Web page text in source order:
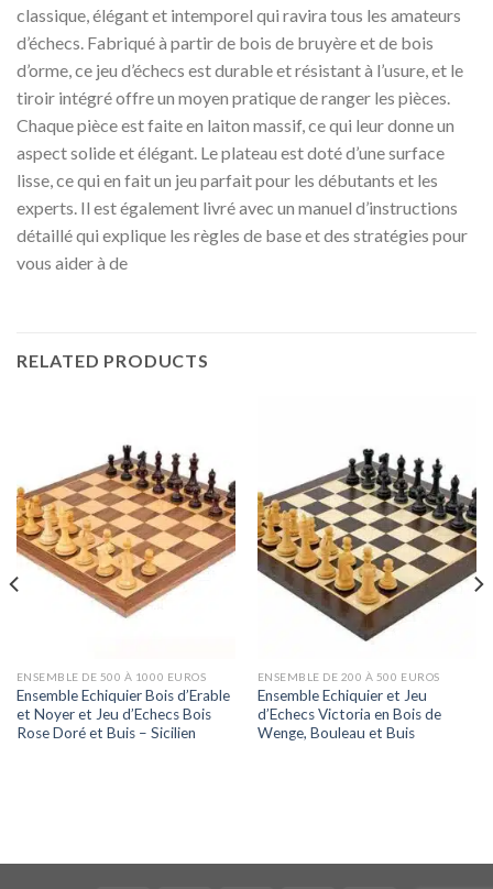
classique, élégant et intemporel qui ravira tous les amateurs
d’échecs. Fabriqué à partir de bois de bruyère et de bois
d’orme, ce jeu d’échecs est durable et résistant à l’usure, et le
tiroir intégré offre un moyen pratique de ranger les pièces.
Chaque pièce est faite en laiton massif, ce qui leur donne un
aspect solide et élégant. Le plateau est doté d’une surface
lisse, ce qui en fait un jeu parfait pour les débutants et les
experts. Il est également livré avec un manuel d’instructions
détaillé qui explique les règles de base et des stratégies pour
vous aider à de
RELATED PRODUCTS
ENSEMBLE DE 500 À 1000 EUROS
Ensemble Echiquier Bois d’Erable
et Noyer et Jeu d’Echecs Bois
Rose Doré et Buis – Sicilien
ENSEMBLE DE 200 À 500 EUROS
Ensemble Echiquier et Jeu
d’Echecs Victoria en Bois de
Wenge, Bouleau et Buis